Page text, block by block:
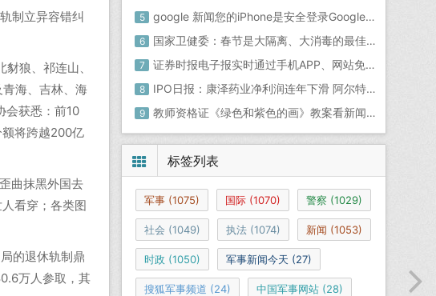
制立异容错纠
狼、祁连山、
海、吉林、海
会获悉：前10
将跨越200亿
曲抹黑外国去
看穿；各类图
的退休轨制鼎
万人参取，其
5 google 新闻您的iPhone是安全登录Google帐户的新钥匙
6 国家卫健委：春节是大隔离、大消毒的最佳窗口期国际重大新闻
7 证券时报电子报实时通过手机APP、网站免费阅读重大财经新闻资讯及上市公司公告！重大新闻
8 IPO日报：康泽药业净利润连年下滑 阿尔特股份涉民间借贷？凤凰网今日财经新闻
9 教师资格证《绿色和紫色的画》教案看新闻画新闻教案
标签列表
军事 (1075) 国际 (1070) 警察 (1029)
社会 (1049) 执法 (1074) 新闻 (1053)
时政 (1050) 军事新闻今天 (27)
搜狐军事频道 (24) 中国军事网站 (28)